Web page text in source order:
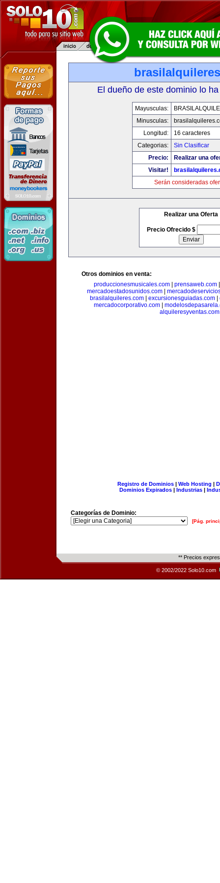
El dueño de este dominio lo
Mayusculas:
Minusculas:
Longitud:
16 caracteres
Categorias:
Sin Clasificar
Precio:
Realizar una
Visitar!
Serán consideradas
Realizar una Oferta
Precio Ofrecido $
Otros dominios en venta:
produccionesmusicales.com
prensaweb.com
mercadoestadosunidos.com
brasilalquileres.com
excursionesguiadas.com
mercadocorporativo.com|
alquileresyventas.com
Registro de Dominios| Web Hosting |
Dominios Expirados | Industrias |
Categorías de Dominio:
[Pág.
** Precios
© 2002/2022 Solo10.com